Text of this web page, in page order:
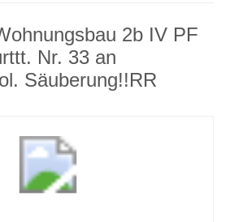
2b IV PF
Nr. 33 an
Säuberung!!RR